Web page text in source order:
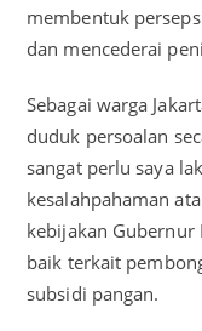
membentuk
dan mencederai
Sebagai warga
duduk persoalan
sangat perlu saya
kesalahpahaman
kebijakan Gubernur
baik terkait
subsidi pangan.